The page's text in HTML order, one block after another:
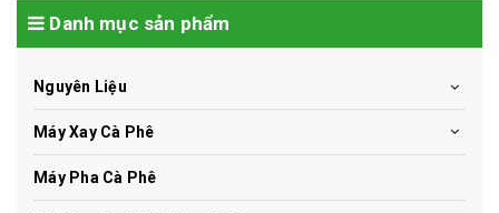
Danh mục sản phẩm
Nguyên Liệu
Máy Xay Cà Phê
Máy Pha Cà Phê